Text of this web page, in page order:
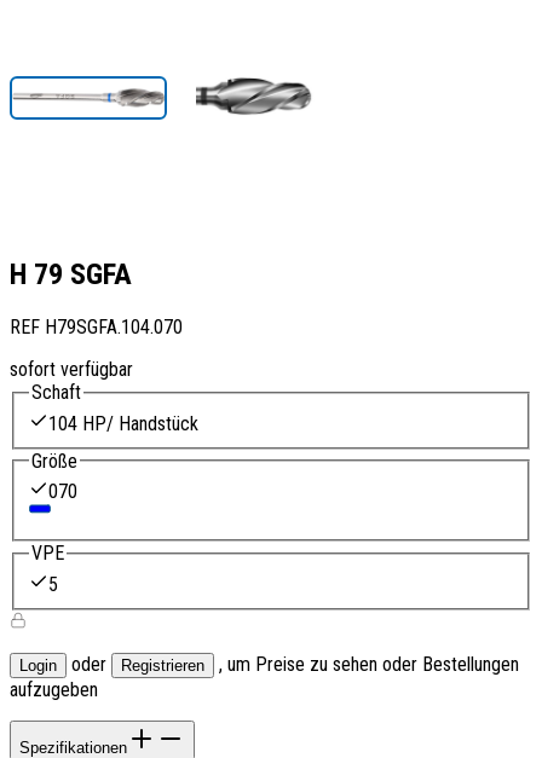
H 79 SGFA
REF H79SGFA.104.070
sofort verfügbar
Schaft
104 HP/ Handstück
Größe
070
VPE
5
Login oder Registrieren
, um Preise zu sehen oder Bestellungen
aufzugeben
Spezifikationen